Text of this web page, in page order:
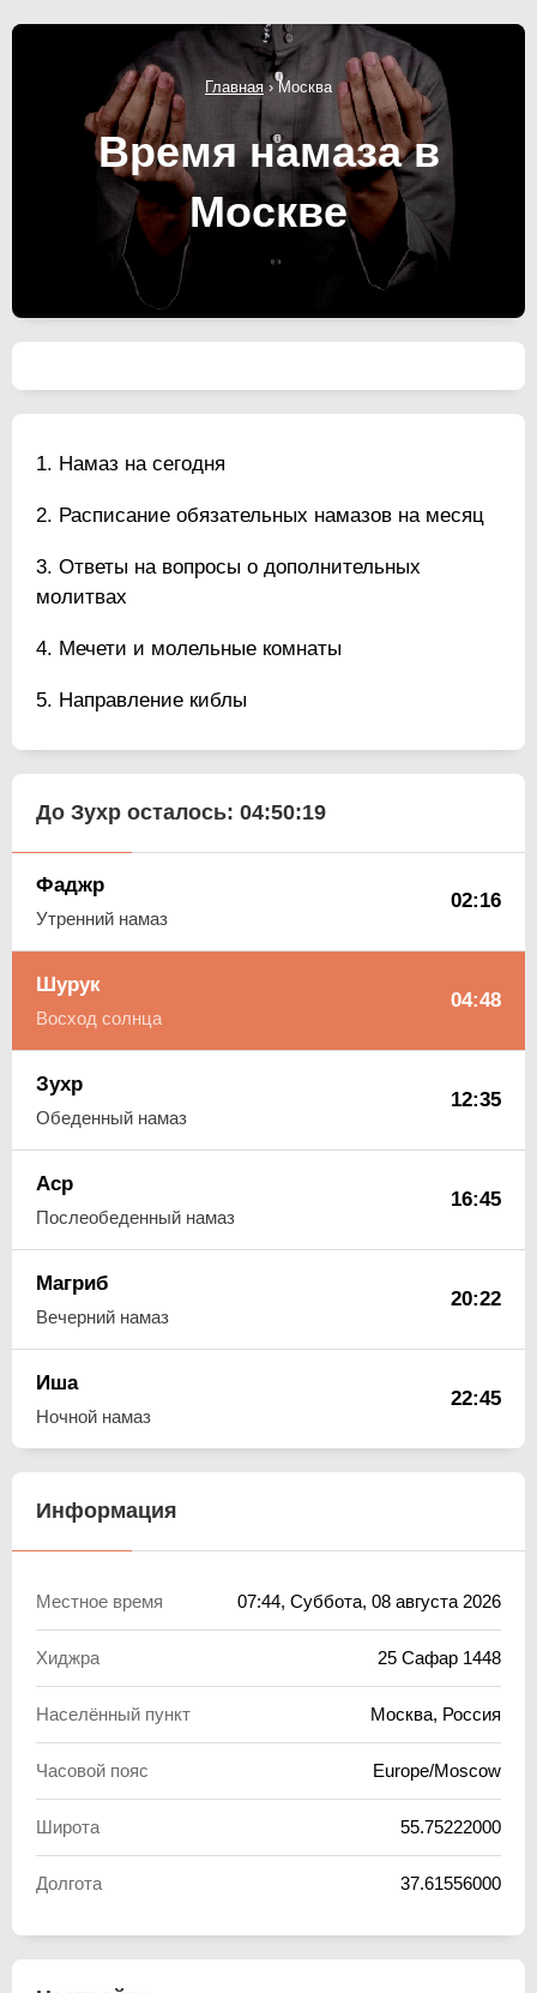
Главная›Москва
Время намаза в
Москве
Намаз на сегодня
Расписание обязательных намазов на месяц
Ответы на вопросы о дополнительных
молитвах
Мечети и молельные комнаты
Направление киблы
До Зухр осталось: 04:50:18
Фаджр
Утренний намаз
02:16
Шурук
Восход солнца
04:48
Зухр
Обеденный намаз
12:35
Аср
Послеобеденный намаз
16:45
Магриб
Вечерний намаз
20:22
Иша
Ночной намаз
22:45
Информация
Местное время 07:44, Суббота, 08 августа 2026
Хиджра 25 Сафар 1448
Населённый пункт Москва, Россия
Часовой пояс Europe/Moscow
Широта 55.75222000
Долгота 37.61556000